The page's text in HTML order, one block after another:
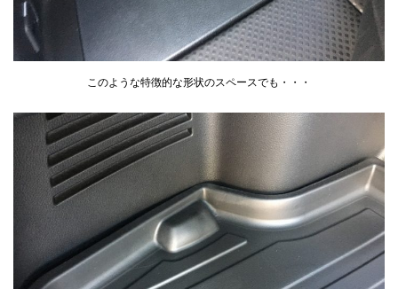
このような特徴的な形状のスペースでも・・・